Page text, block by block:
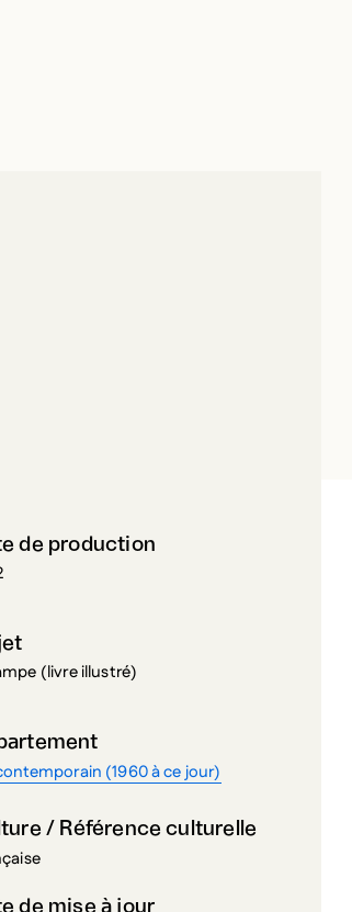
de production
(livre illustré)
(1960 à ce jour)
/ Référence culturelle
de mise à jour